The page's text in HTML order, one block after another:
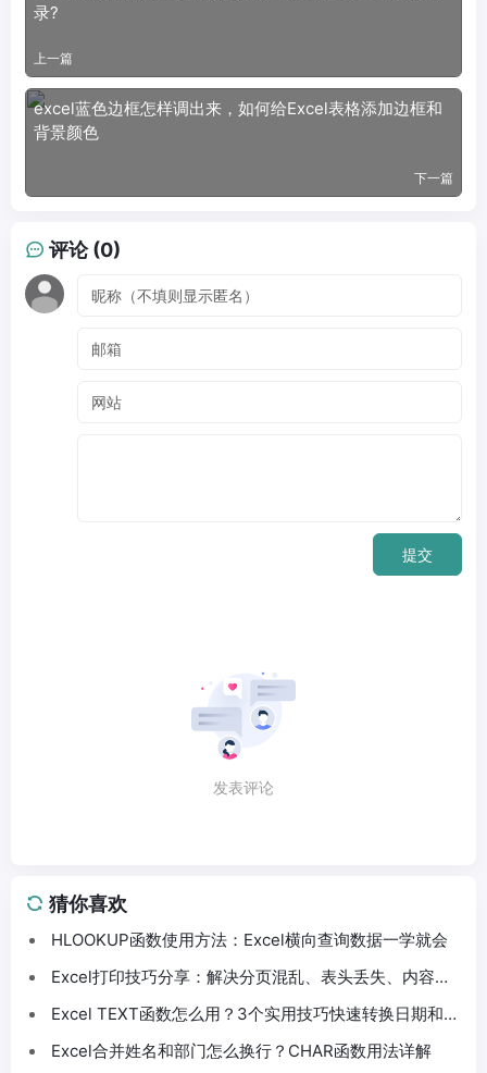
录?
上一篇
excel蓝色边框怎样调出来，如何给Excel表格添加边框和
背景颜色
下一篇
评论 (0)
提交
发表评论
猜你喜欢
HLOOKUP函数使用方法：Excel横向查询数据一学就会
Excel打印技巧分享：解决分页混乱、表头丢失、内容截
Excel TEXT函数怎么用？3个实用技巧快速转换日期和数
Excel合并姓名和部门怎么换行？CHAR函数用法详解